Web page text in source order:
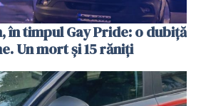
în timpul Gay Pride: o dubiță
Un mort și 15 răniți